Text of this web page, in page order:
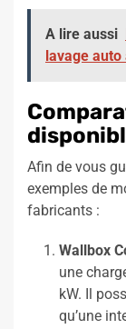
A lire aussi
lavage
Afin de vous
exemples de
fabricants :
Wallbox
une
kW. Il
qu’une